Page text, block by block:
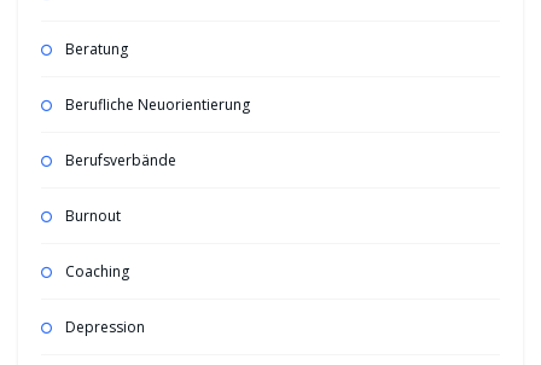
Beratung
Berufliche Neuorientierung
Berufsverbände
Burnout
Coaching
Depression